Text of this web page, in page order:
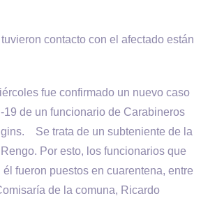
contacto con el afectado están
fue confirmado un nuevo caso
de un funcionario de Carabineros
Se trata de un subteniente de la
Por esto, los funcionarios que
fueron puestos en cuarentena, entre
de la comuna, Ricardo